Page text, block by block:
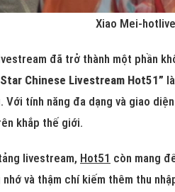
Xiao Mei-hotlive
đã trở thành một phần
Chinese Livestream Hot51”
tính năng đa dạng và giao
khắp thế giới.
livestream, Hot51 còn mang
và thậm chí kiếm thêm thu